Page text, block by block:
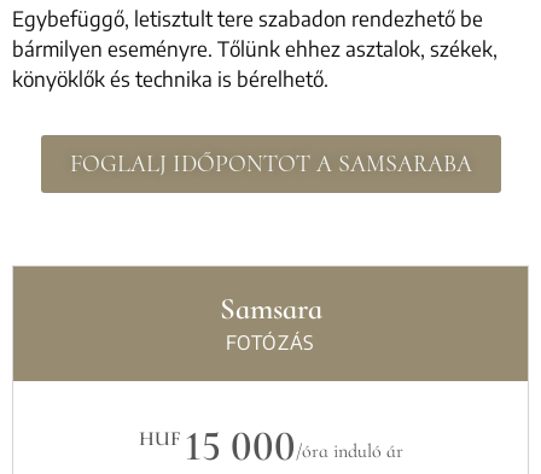
Egybefüggő, letisztult tere szabadon rendezhető be
bármilyen eseményre. Tőlünk ehhez asztalok, székek,
könyöklők és technika is bérelhető.
FOGLALJ IDŐPONTOT A SAMSARABA
Samsara
FOTÓZÁS
HUF 15 000/óra induló ár